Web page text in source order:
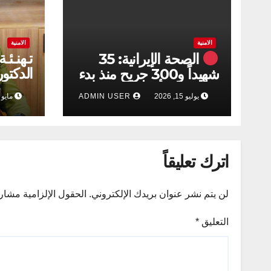
الامنية
الصحة الإيرانية: 35
شهيداً و300 جريح منذ بدء
الهجمات الأميركية على
جنوبي البلاد
يوليو 15, 2026
الامنية
مجلس
مايو 15, 2026
اترك تعليقاً
لن يتم نشر عنوان بريدك الإلكتروني. الحقول الإلزامية مشار
التعليق *